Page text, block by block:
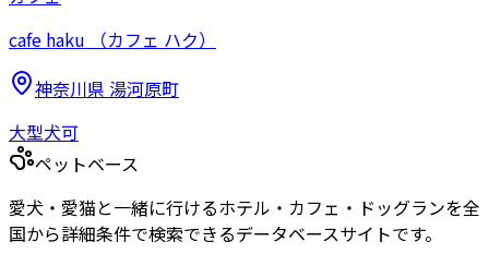
cafe haku （カフェ ハク）
神奈川県 湯河原町
大型犬可
ペットベース
愛犬・愛猫と一緒に行けるホテル・カフェ・ドッグランを全
国から詳細条件で検索できるデータベースサイトです。